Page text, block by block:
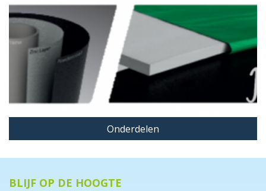
Onderdelen
BLIJF OP DE HOOGTE